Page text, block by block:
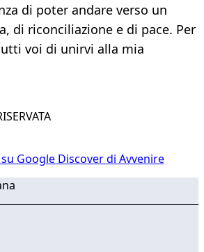
di poter andare verso un
di riconciliazione e di pace. Per
voi di unirvi alla mia
Google Discover di Avvenire